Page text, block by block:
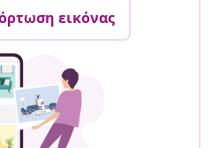
εικόνας